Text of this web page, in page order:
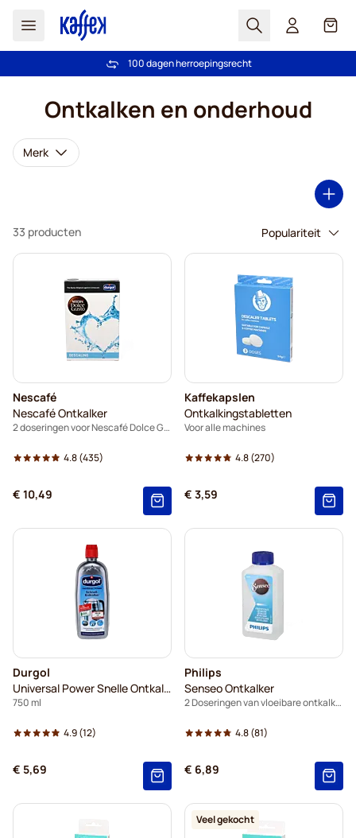
Zoek Cart
Gratis verzending vanaf € 49
100 dagen herroepingsrecht
Ontkalken en onderhoud
Merk
33 producten
Nescafé
Nescafé Ontkalker
2 doseringen voor Nescafé Dolce Gusto
4.8(435)
€ 10,49
Kaffekapslen
Ontkalkingstabletten
Voor alle machines
4.8(270)
€ 3,59
Durgol
Universal Power Snelle Ontkalker
750 ml
4.9(12)
€ 5,69
Philips
Senseo Ontkalker
2 Doseringen van vloeibare ontkalking
4.8(81)
€ 6,89
Veel gekocht